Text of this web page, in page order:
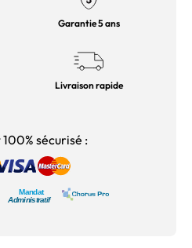
Garantie 5 ans
Livraison rapide
sécurisé :